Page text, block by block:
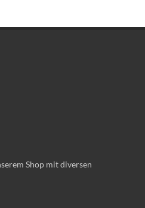
Shop mit diversen